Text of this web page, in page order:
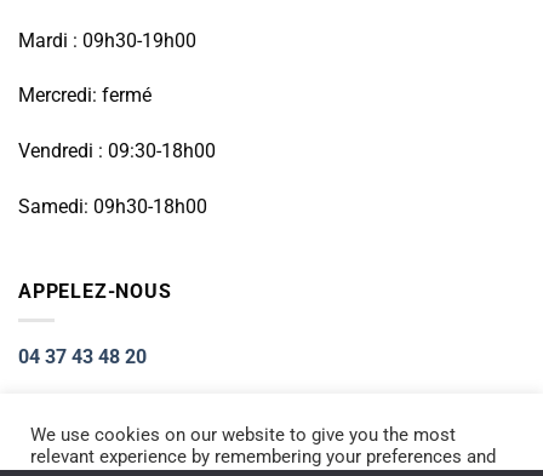
Mardi : 09h30-19h00
Mercredi: fermé
Vendredi : 09:30-18h00
Samedi: 09h30-18h00
APPELEZ-NOUS
04 37 43 48 20
Visa PayPal Stripe MasterCardCash
We use cookies on our website to give you the most
relevant experience by remembering your preferences and